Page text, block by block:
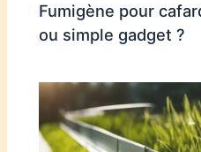
Fumigène pour
ou simple gadget ?